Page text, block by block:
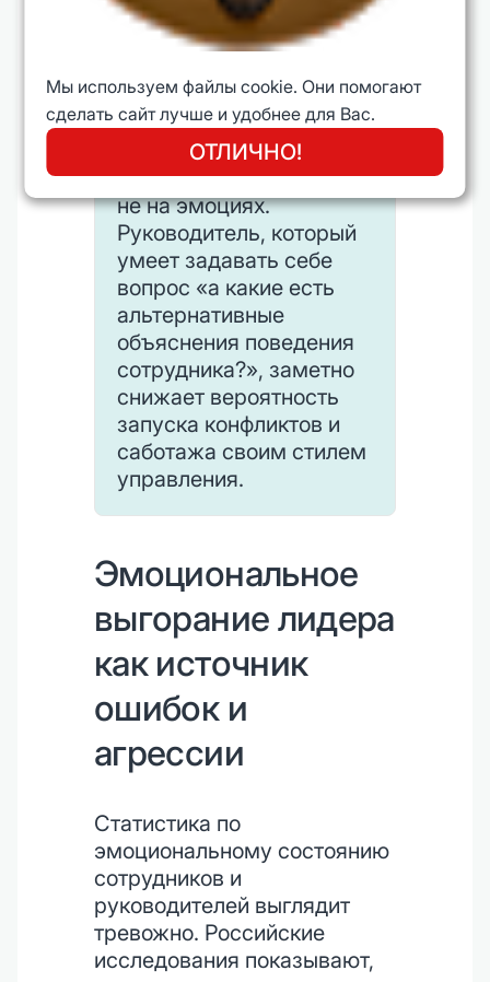
Осознанное управление
когнитивными
начинается с простого
шага: фиксации
собственных гипотез и
проверки их на фактах, а
не на эмоциях.
Руководитель, который
умеет задавать себе
вопрос «а какие есть
альтернативные
объяснения поведения
сотрудника?», заметно
снижает вероятность
запуска конфликтов и
саботажа своим стилем
управления.
Эмоциональное
выгорание лидера
как источник
ошибок и
агрессии
Статистика по
эмоциональному состоянию
сотрудников и
руководителей выглядит
тревожно. Российские
исследования показывают,
Мы используем файлы cookie. Они помогают
сделать сайт лучше и удобнее для Вас.
ОТЛИЧНО!